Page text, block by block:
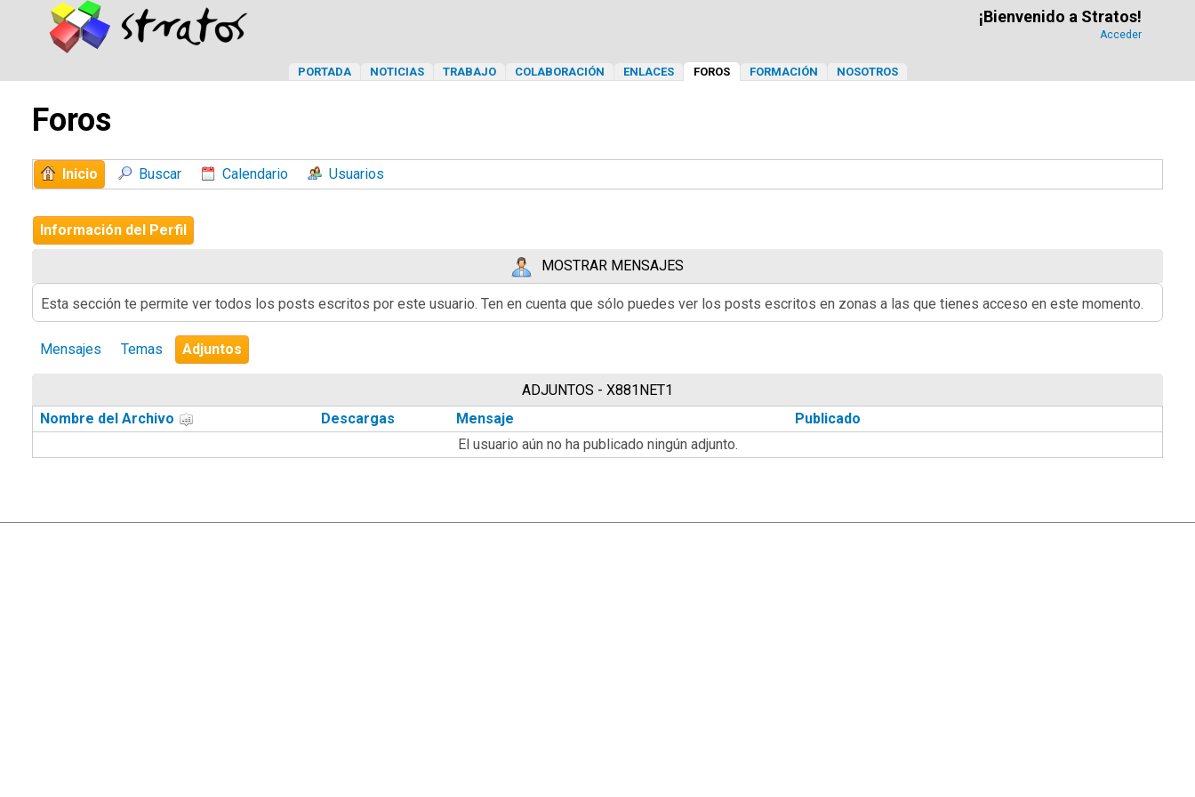
¡Bienvenido a Stratos!
Acceder
PORTADA NOTICIAS TRABAJO COLABORACIÓN ENLACES FOROS FORMACIÓN NOSOTROS
Foros
Inicio Buscar Calendario Usuarios
Información del Perfil
MOSTRAR MENSAJES
Esta sección te permite ver todos los posts escritos por este usuario. Ten en cuenta que sólo puedes ver los posts escritos en zonas a las que tienes acceso en este momento.
Mensajes Temas Adjuntos
ADJUNTOS - X881NET1
Nombre del Archivo
Descargas Mensaje
Publicado
El usuario aún no ha publicado ningún adjunto.